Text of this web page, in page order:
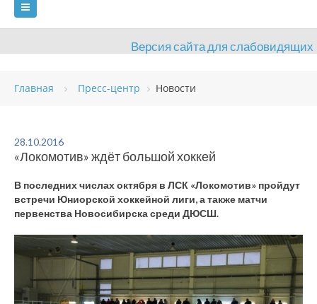
Версия сайта для слабовидящих
ГЛАВНАЯ
ВИДЫ СПОРТА
ОЦЕНКА КАЧЕСТВА ОБРАЗОВАНИЯ ВАКАНСИИ
Главная Пресс-центр Новости
28.10.2016
«Локомотив» ждёт большой хоккей
В последних числах октября в ЛСК «Локомотив» пройдут
встречи Юниорской хоккейной лиги, а также матчи
первенства Новосибирска среди ДЮСШ.